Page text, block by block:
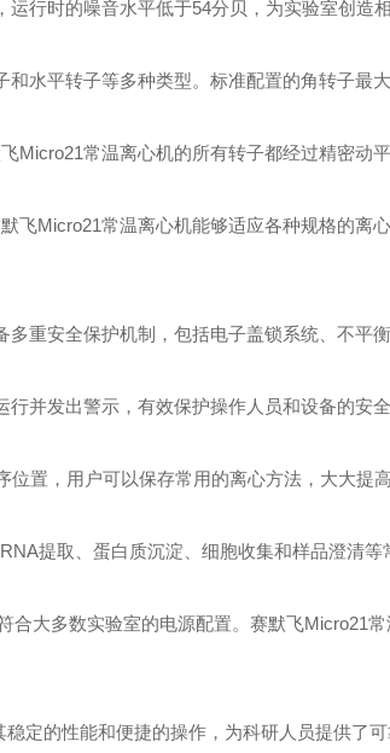
行时的噪音水平低于54分贝，为实验室创造相
水平转子等多种类型。标准配置的角转子最
常温离心机的所有转子都经过精密动
Micro21常温离心机能够适应各种规格的离
重安全保护机制，包括电子盖锁系统、不平
并发出警示，有效保护操作人员和设备的安
置，用户可以保存常用的离心方法，大大提
提取、蛋白质沉淀、细胞收集和样品澄清等
大多数实验室的电源配置。赛默飞Micro21
稳定的性能和便捷的操作，为科研人员提供了